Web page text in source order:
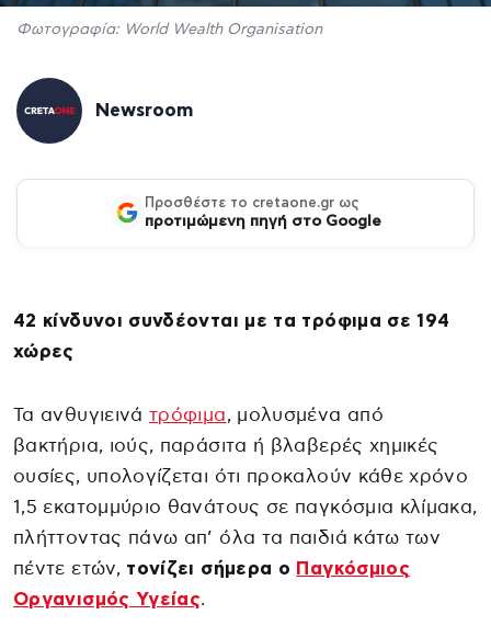
Φωτογραφία: World Wealth Organisation
Newsroom
Προσθέστε το cretaone.gr ως
προτιμώμενη πηγή στο Google
42 κίνδυνοι συνδέονται με τα τρόφιμα σε 194
χώρες
Τα ανθυγιεινάτρόφιμα, μολυσμένα από
βακτήρια, ιούς, παράσιτα ή βλαβερές χημικές
ουσίες, υπολογίζεται ότι προκαλούν κάθε χρόνο
1,5 εκατομμύριο θανάτους σε παγκόσμια κλίμακα,
πλήττοντας πάνω απ’ όλα τα παιδιά κάτω των
πέντε ετών, τονίζει σήμερα ο Παγκόσμιος
Οργανισμός Υγείας.